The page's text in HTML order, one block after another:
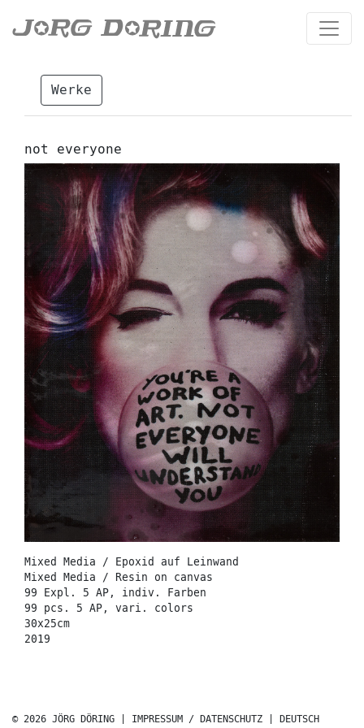
Werke
not everyone
Mixed Media / Epoxid auf Leinwand
Mixed Media / Resin on canvas
99 Expl. 5 AP, indiv. Farben
99 pcs. 5 AP, vari. colors
30x25cm
2019
© 2026 JÖRG DÖRING | IMPRESSUM / DATENSCHUTZ DEUTSCH